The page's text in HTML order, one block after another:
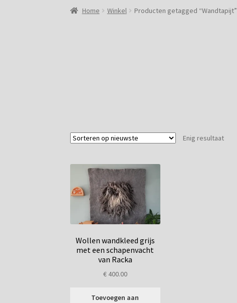
Home Winkel Producten getagged “Wandtapijt”
Enig resultaat
Wollen wandkleed grijs
met een schapenvacht
van Racka
€400.00
Toevoegen aan